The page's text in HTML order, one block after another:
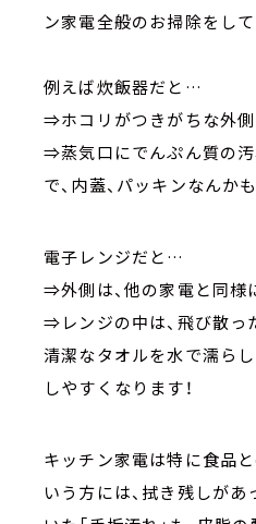
ン家電全般のお掃除をし
例えば炊飯器だと…
⇒ホコリがつきがちな外側
⇒蒸気口にでんぷん質の汚
で、内蓋、パッキンなんか
電子レンジだと…
⇒外側は、他の家電と同様
⇒レンジの中は、飛び散っ
清潔なタオルを水で濡ら
しやすくなります！
キッチン家電は特に食品
いう方には、拭き残しが